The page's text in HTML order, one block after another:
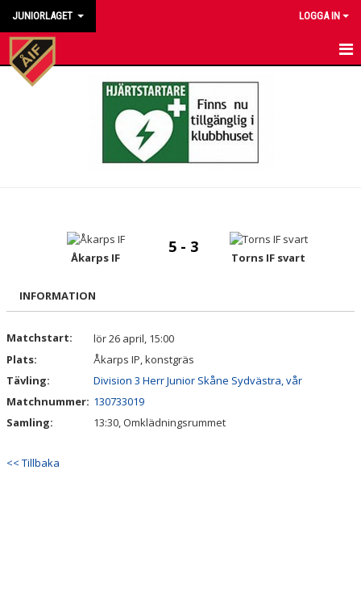
JUNIORLAGET LOGGA IN
HEM
DOKUMENT
Åkarps IF
5 - 3
Torns IF svart
INFORMATION
Matchstart:
lör 26 april, 15:00
Plats:
Åkarps IP, konstgräs
Tävling:
Division 3 Herr Junior Skåne Sydvästra, vår
Matchnummer: 130733019
Samling:
13:30, Omklädningsrummet
<< Tillbaka